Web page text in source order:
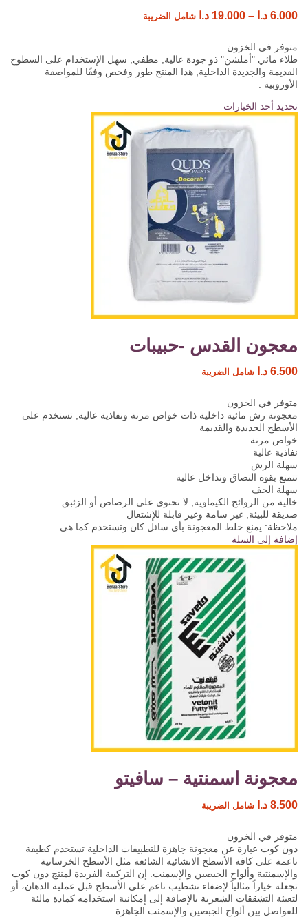
6.000 د.ا –
19.000 د.ا شامل الضريبة
متوفر في الخزون
طلاء مائي "أملشن" ذو جودة عالية, مطفي, سهل الإستخدام على السطوح
القديمة والجديدة الداخلية, هذا المنتج طور وفحص وفقًا للمواصفة
الأوروبية .
تحديد أحد الخيارات
معجون القدس -حبيبات
6.500 د.ا شامل الضريبة
متوفر في الخزون
معجونة رش مائية داخلية ذات خواص مرنة ونفاذية عالية, تستخدم على
الأسطح الجديدة والقديمة
خواص مرنة
نفاذية عالية
سهلة الرش
تتمتع بقوة التصاق وتداخل عالية
سهلة الحف
خالية من الروائح الكيماوية, لا تحتوي على الرصاص أو الزئبق
صديقة للبيئة, غير سامة وغير قابلة للإشتعال
ملاحظة: يمنع خلط المعجونة بأي سائل كان وتستخدم كما هي
إضافة إلى السلة
معجونة اسمنتية – سافيتو
8.500 د.ا شامل الضريبة
متوفر في الخزون
دون كوت عبارة عن معجونة جاهزة للتطبيقات الداخلية تستخدم كطبقة
ناعمة على كافة الأسطح الانشائية الشائعة مثل الأسطح الخرسانية
والإسمنتية وألواح الجبصين والإسمنت. إن التركيبة الفريدة لمنتج دون كوت
تجعله خياراً مثالياً لإضفاء تشطيب ناعم على الأسطح قبل عملية الدهان، أو
لتعبئة التشققات الشعرية بالإضافة إلى إمكانية استخدامه كمادة مالئة
للفواصل بين ألواح الجبصين والإسمنت الجاهزة.